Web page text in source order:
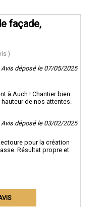
façade,
)
Avis déposé le 07/05/2025
à Auch ! Chantier bien
de nos attentes.
Avis déposé le 03/02/2025
pour la création
Résultat propre et